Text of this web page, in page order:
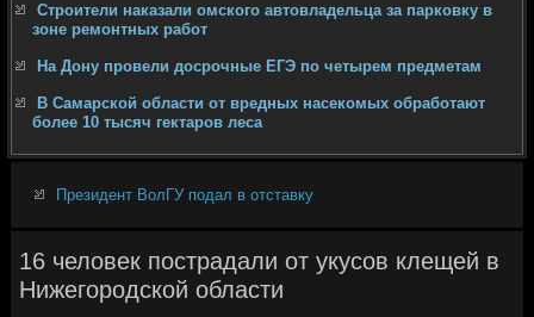
Строители наказали омского автовладельца за парковку в
зоне ремонтных работ
На Дону провели досрочные ЕГЭ по четырем предметам
В Самарской области от вредных насекомых обработают
более 10 тысяч гектаров леса
Президент ВолГУ подал в отставку
16 человек пострадали от укусов клещей в
Нижегородской области